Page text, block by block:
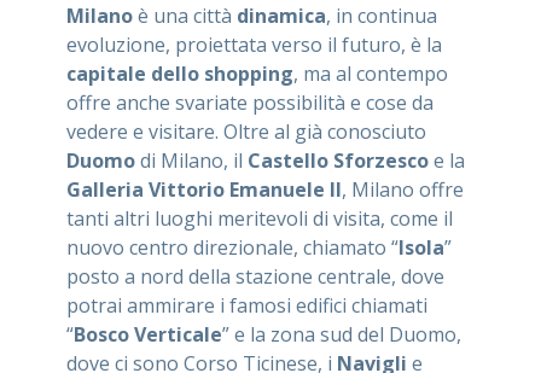
Milanoè una città dinamica, in continua
evoluzione, proiettata verso il futuro, è la
capitale dello shopping, ma al contempo
offre anche svariate possibilità e cose da
vedere e visitare. Oltre al già conosciuto
Duomodi Milano, il Castello Sforzescoe la
Galleria Vittorio Emanuele II, Milano offre
tanti altri luoghi meritevoli di visita, come il
nuovo centro direzionale, chiamato “Isola”
posto a nord della stazione centrale, dove
potrai ammirare i famosi edifici chiamati
“Bosco Verticale” e la zona sud del Duomo,
dove ci sono Corso Ticinese, i Navigli e